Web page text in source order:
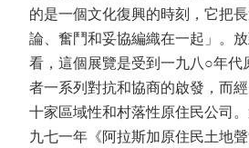
的是一個文化復興的時刻，它把
論、奮鬥和妥協編織在一起」。
看，這個展覽是受到一九八○年代
者一系列對抗和協商的啟發，而
十家區域性和村落性原住民公司
九七一年《阿拉斯加原住民土地